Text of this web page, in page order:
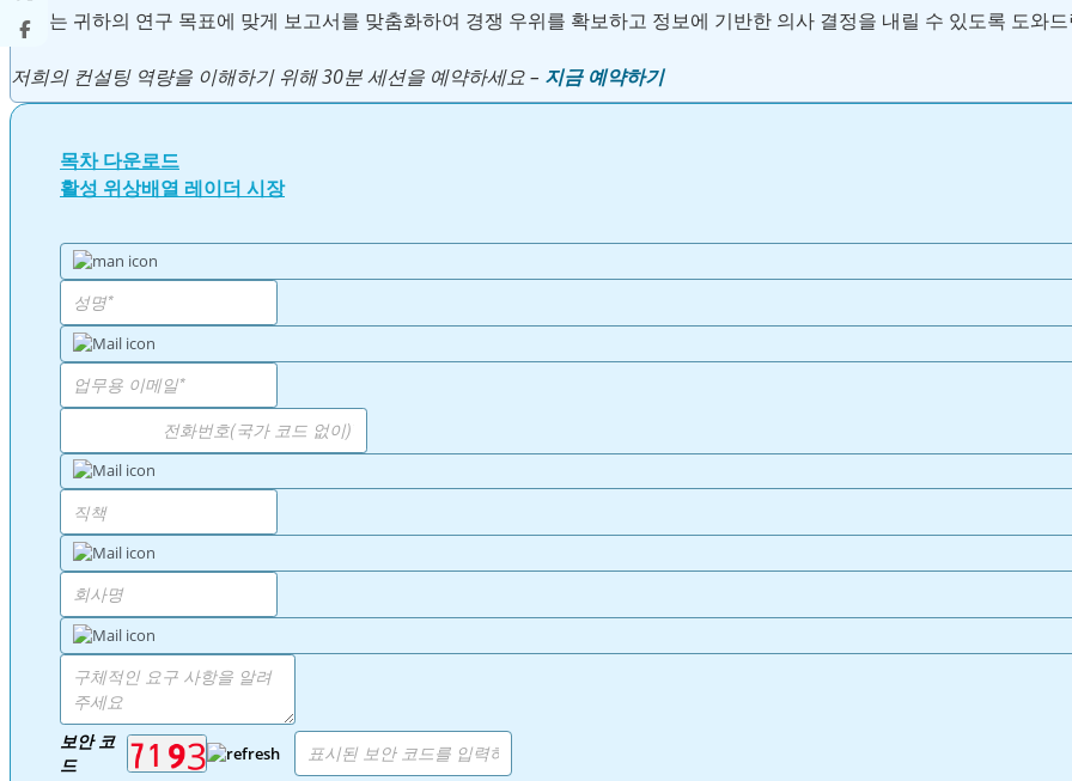
우리는 귀하의 연구 목표에 맞게 보고서를 맞춤화하여 경쟁 우위를 확보하고 정보에 기반한 의사 결정을 내릴 수 있도록 도와
저희의 컨설팅 역량을 이해하기 위해 30분 세션을 예약하세요 – 지금 예약하기
목차 다운로드
활성 위상배열 레이더 시장
보안 코
드